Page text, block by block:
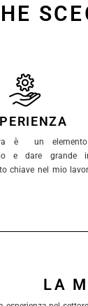
è un elemento
e dare grande
chiave nel mio
LA